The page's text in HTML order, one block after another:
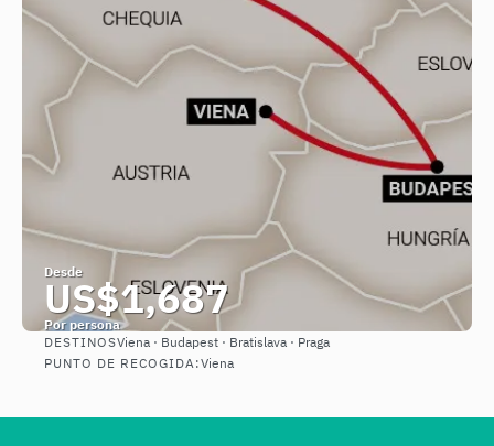
Desde
US$1,687
Por persona
Ver
DESTINOSViena · Budapest · Bratislava · Praga
PUNTO DE RECOGIDA:Viena